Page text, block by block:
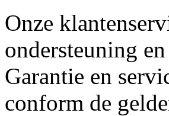
Onze
ondersteuning
Garantie en
conform de